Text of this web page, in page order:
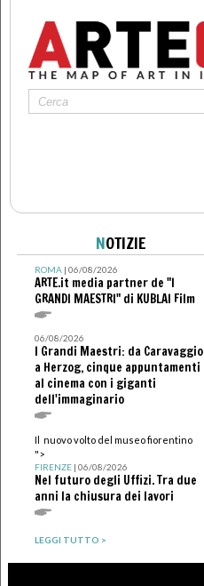
NOTIZIE
ROMA| 06/08/2026
ARTE.it media partner de "I
GRANDI MAESTRI" di KUBLAI Film
06/08/2026
I Grandi Maestri: da Caravaggio
a Herzog, cinque appuntamenti
al cinema con i giganti
dell'immaginario
Il nuovo volto del museo fiorentino
">
FIRENZE| 06/08/2026
Nel futuro degli Uffizi. Tra due
anni la chiusura dei lavori
LEGGI TUTTO >